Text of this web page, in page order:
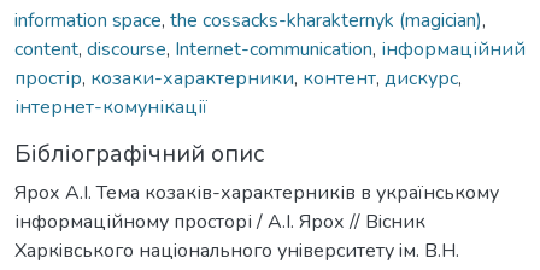
information space, the cossacks-kharakternyk (magician),
content, discourse, Internet-communication, інформаційний
простір, козаки-характерники, контент, дискурс,
інтернет-комунікації
Бібліографічний опис
Ярох А.І. Тема козаків-характерників в українському
інформаційному просторі / А.І. Ярох // Вiсник
Харкiвського нацiонального унiверситету iм. В.Н.